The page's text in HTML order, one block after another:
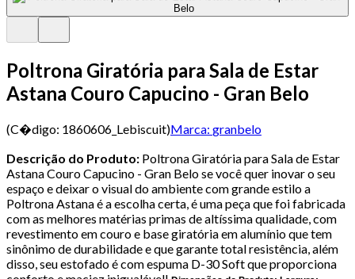
Poltrona Giratória para Sala de Estar
Astana Couro Capucino - Gran Belo
(C�digo: 1860606_Lebiscuit)Marca: granbelo
Descrição do Produto: Poltrona Giratória para Sala de Estar
Astana Couro Capucino - Gran Belo se você quer inovar o seu
espaço e deixar o visual do ambiente com grande estilo a
Poltrona Astana é a escolha certa, é uma peça que foi fabricada
com as melhores matérias primas de altíssima qualidade, com
revestimento em couro e base giratória em alumínio que tem
sinônimo de durabilidade e que garante total resistência, além
disso, seu estofado é com espuma D-30 Soft que proporciona